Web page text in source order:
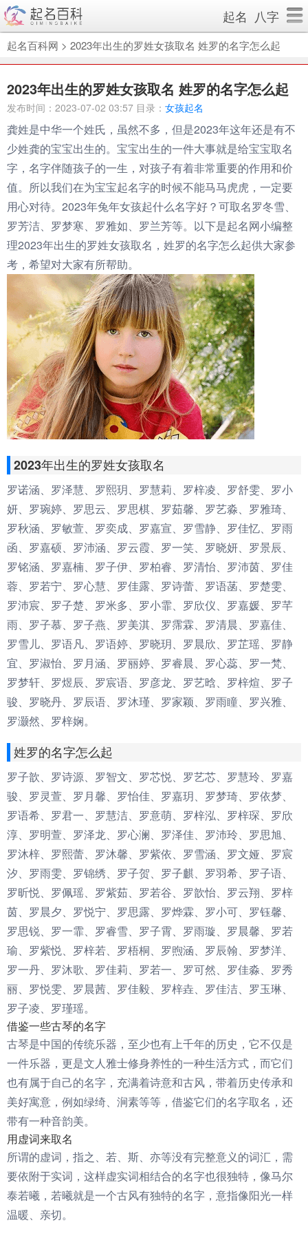
起名 八字
起名百科网 > 2023年出生的罗姓女孩取名 姓罗的名字怎么起
2023年出生的罗姓女孩取名 姓罗的名字怎么起
发布时间：2023-07-02 03:57 目录： 女孩起名
龚姓是中华一个姓氏，虽然不多，但是2023年这年还是有不
少姓龚的宝宝出生的。宝宝出生的一件大事就是给宝宝取名
字，名字伴随孩子的一生，对孩子有着非常重要的作用和价
值。所以我们在为宝宝起名字的时候不能马马虎虎，一定要
用心对待。2023年兔年女孩起什么名字好？可取名罗冬雪、
罗芳洁、罗梦寒、罗雅如、罗兰芳等。以下是起名网小编整
理2023年出生的罗姓女孩取名，姓罗的名字怎么起供大家参
考，希望对大家有所帮助。
2023年出生的罗姓女孩取名
罗诺涵、罗泽慧、罗熙玥、罗慧莉、罗梓凌、罗舒雯、罗小
妍、罗琬婷、罗思云、罗思棋、罗茹馨、罗艺淼、罗雅琦、
罗秋涵、罗敏萱、罗奕成、罗嘉宣、罗雪静、罗佳忆、罗雨
函、罗嘉硕、罗沛涵、罗云霞、罗一笑、罗晓妍、罗景辰、
罗铭涵、罗嘉楠、罗子伊、罗柏睿、罗清怡、罗沛茵、罗佳
蓉、罗若宁、罗心慧、罗佳露、罗诗蕾、罗语菡、罗楚雯、
罗沛宸、罗子楚、罗米多、罗小霏、罗欣仪、罗嘉媛、罗芊
雨、罗子慕、罗子燕、罗美淇、罗霈霖、罗清晨、罗嘉佳、
罗雪儿、罗语凡、罗语婷、罗晓玥、罗晨欣、罗芷瑶、罗静
宜、罗淑怡、罗月涵、罗丽婷、罗睿晨、罗心蕊、罗一梵、
罗梦轩、罗煜辰、罗宸语、罗彦龙、罗艺晗、罗梓煊、罗子
骏、罗晓丹、罗辰语、罗沐瑾、罗家颖、罗雨瞳、罗兴雅、
罗灏然、罗梓娴。
姓罗的名字怎么起
罗子歆、罗诗源、罗智文、罗芯悦、罗艺芯、罗慧玲、罗嘉
骏、罗灵萱、罗月馨、罗怡佳、罗嘉玥、罗梦琦、罗依梦、
罗语希、罗君一、罗慧洁、罗意萌、罗梓泓、罗梓琛、罗欣
淳、罗明萱、罗泽龙、罗心澜、罗泽佳、罗沛玲、罗思旭、
罗沐梓、罗熙蕾、罗沐馨、罗紫依、罗雪涵、罗文娅、罗宸
汐、罗雨雯、罗锦绣、罗子贺、罗子麒、罗羽希、罗子语、
罗昕悦、罗佩瑶、罗紫茹、罗若谷、罗歆怡、罗云翔、罗梓
茵、罗晨夕、罗悦宁、罗思露、罗烨霖、罗小可、罗钰馨、
罗思锐、罗一霏、罗睿雪、罗子霄、罗雨璇、罗晨馨、罗若
瑜、罗紫悦、罗梓若、罗梧桐、罗煦涵、罗辰翰、罗梦洋、
罗一丹、罗沐歌、罗佳莉、罗若一、罗可然、罗佳淼、罗秀
丽、罗悦雯、罗晨茜、罗佳毅、罗梓垚、罗佳洁、罗玉琳、
罗子凌、罗瑾瑶。
借鉴一些古琴的名字
古琴是中国的传统乐器，至少也有上千年的历史，它不仅是
一件乐器，更是文人雅士修身养性的一种生活方式，而它们
也有属于自己的名字，充满着诗意和古风，带着历史传承和
美好寓意，例如绿绮、涧素等等，借鉴它们的名字取名，还
带有一种音韵美。
用虚词来取名
所谓的虚词，指之、若、斯、亦等没有完整意义的词汇，需
要依附于实词，这样虚实词相结合的名字也很独特，像马尔
泰若曦，若曦就是一个古风有独特的名字，意指像阳光一样
温暖、亲切。